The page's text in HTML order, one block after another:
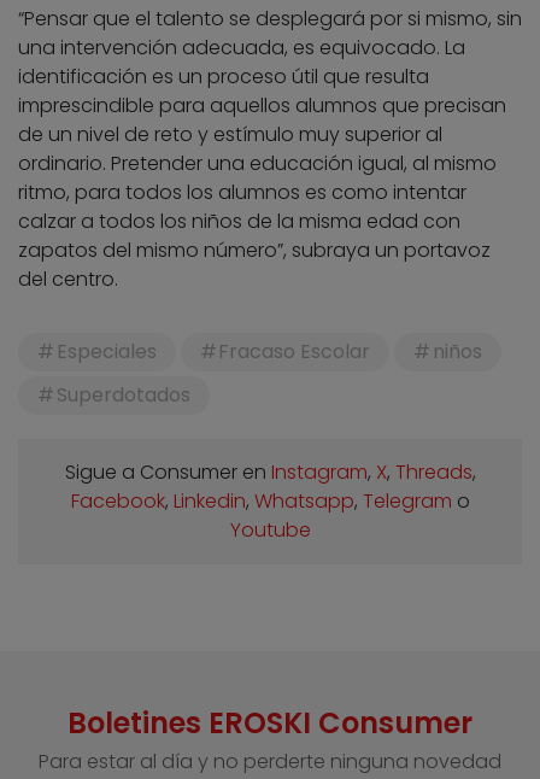
“Pensar que el talento se desplegará por si mismo, sin
una intervención adecuada, es equivocado. La
identificación es un proceso útil que resulta
imprescindible para aquellos alumnos que precisan
de un nivel de reto y estímulo muy superior al
ordinario. Pretender una educación igual, al mismo
ritmo, para todos los alumnos es como intentar
calzar a todos los niños de la misma edad con
zapatos del mismo número”, subraya un portavoz
del centro.
Especiales Fracaso Escolar
niños
Superdotados
Sigue a Consumer en Instagram, X, Threads,
Facebook, Linkedin, Whatsapp, Telegram o
Youtube
Boletines EROSKI Consumer
Para estar al día y no perderte ninguna novedad